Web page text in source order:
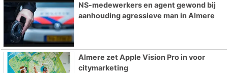
NS-medewerkers en agent gewond bij
aanhouding agressieve man in Almere
Almere zet Apple Vision Pro in voor
citymarketing